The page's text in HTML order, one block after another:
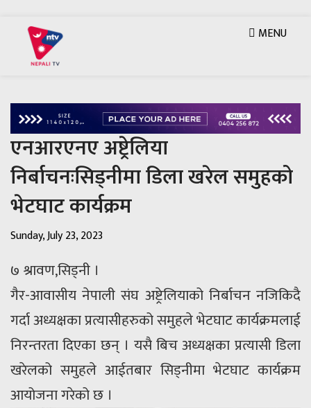
MENU
एनआरएनए अष्ट्रेलिया
निर्बाचनःसिड्नीमा डिला खरेल समुहको
भेटघाट कार्यक्रम
Sunday, July 23, 2023
७ श्रावण,सिड्नी ।
गैर-आवासीय नेपाली संघ अष्ट्रेलियाको निर्बाचन नजिकिदै
गर्दा अध्यक्षका प्रत्यासीहरुको समुहले भेटघाट कार्यक्रमलाई
निरन्तरता दिएका छन् । यसै बिच अध्यक्षका प्रत्यासी डिला
खरेलको समुहले आईतबार सिड्नीमा भेटघाट कार्यक्रम
आयोजना गरेको छ ।